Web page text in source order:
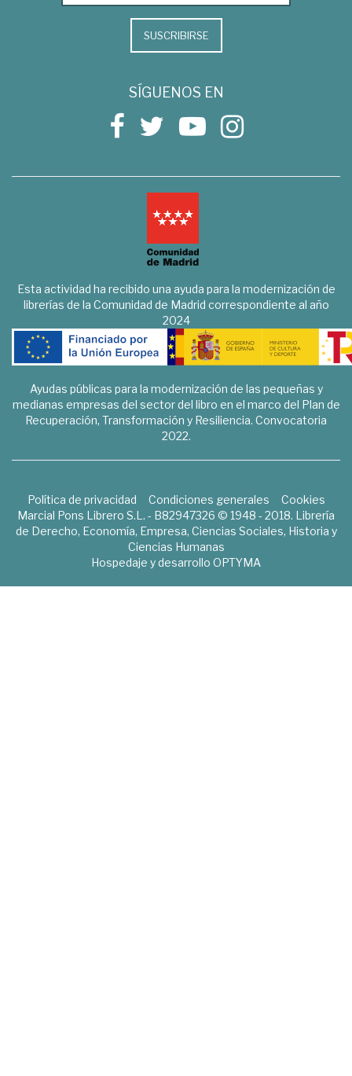
SUSCRIBIRSE
SÍGUENOS EN
Esta actividad ha recibido una ayuda para la modernización de
librerías de la Comunidad de Madrid correspondiente al año
2024
Ayudas públicas para la modernización de las pequeñas y
medianas empresas del sector del libro en el marco del Plan de
Recuperación, Transformación y Resiliencia. Convocatoria
2022.
Política de privacidad Condiciones generales
Cookies
Marcial Pons Librero S.L. - B82947326 © 1948 - 2018. Librería
de Derecho, Economía, Empresa, Ciencias Sociales, Historia y
Ciencias Humanas
Hospedaje y desarrollo OPTYMA